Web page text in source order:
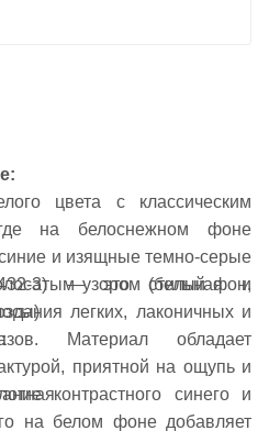
цвета с классическим
на белоснежном фоне
и изящные темно-серые
3) — это стильная и
легких, лаконичных и
Материал обладает
приятной на ощупь и
контрастного синего и
на белом фоне добавляет
узором (белый фон,